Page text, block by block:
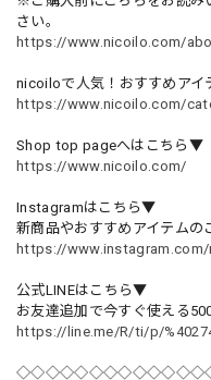
さい。
https://www.nicoilo.com/
nicoiloで人気！おすすめア
https://www.nicoilo.com/
Shop top pageへはこちら▼
https://www.nicoilo.com/
Instagramはこちら▼
新商品やおすすめアイテムの
https://
公式LINEはこちら▼
お友達追加で今すぐ使える
https://line.me/R/ti/p/